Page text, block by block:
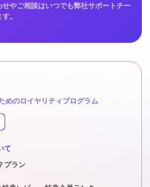
せやご相談はいつでも弊社サポートチー
。
めのロイヤリティプログラム
て
プラン